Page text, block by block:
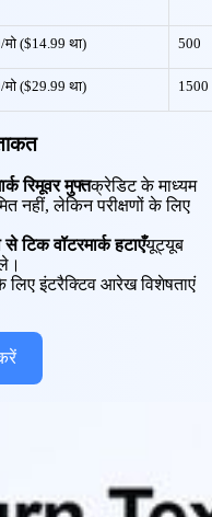
($14.99 था) 500
($29.99 था) 1500
रिमूवर मुफ्तक्रेडिट के माध्यम
नहीं, लेकिन परीक्षणों के लिए
से टिक वॉटरमार्क हटाएँयूट्यूब
इंटरैक्टिव आरेख विशेषताएं